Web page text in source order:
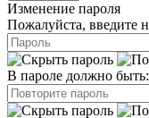
Изменение пароля
Пожалуйста, введите
В пароле должно